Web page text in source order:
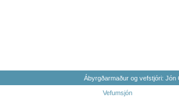
Ábyrgðarmaður og vefstjóri:
Vefumsjón